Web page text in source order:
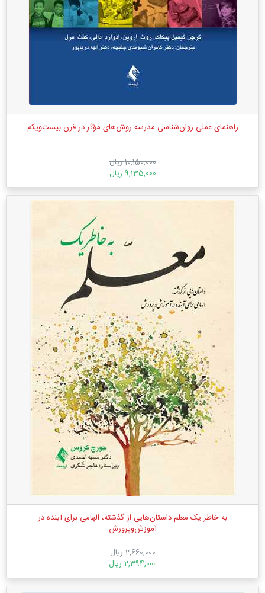
راهنمای عملی روان‌شناسی مدرسه روش‌های مؤثر در قرن بیست‌ویکم
10,150,000 ریال
9,135,000 ریال
به خاطر یک معلم داستان‌هایی از گذشته، الهامی برای آینده در
آموزش‌وپرورش
2,660,000 ریال
2,394,000 ریال